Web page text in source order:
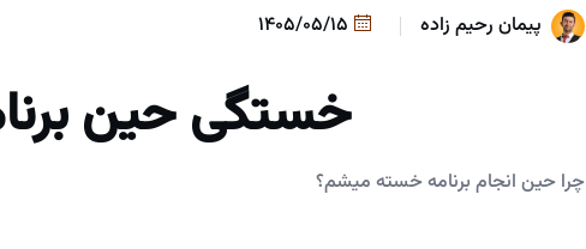
پیمان رحیم زاده
خستگی حین
چرا حین انجام برنامه خسته میشم؟